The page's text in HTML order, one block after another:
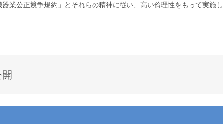
業公正競争規約」とそれらの精神に従い、高い倫理性をもって実施